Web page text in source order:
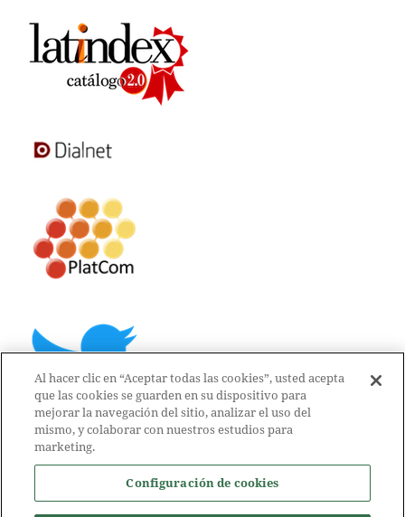
Al hacer clic en “Aceptar todas las cookies”, usted acepta
que las cookies se guarden en su dispositivo para
mejorar la navegación del sitio, analizar el uso del
mismo, y colaborar con nuestros estudios para
marketing.
Configuración de cookies